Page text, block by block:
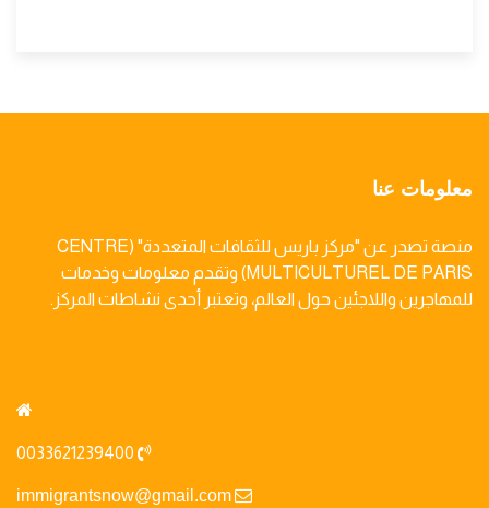
معلومات عنا
منصة تصدر عن "مركز باريس للثقافات المتعددة" (CENTRE
MULTICULTUREL DE PARIS) وتقدم معلومات وخدمات
للمهاجرين واللاجئين حول العالم، وتعتبر أحدى نشاطات المركز.
immigrantsnow@gmail.com